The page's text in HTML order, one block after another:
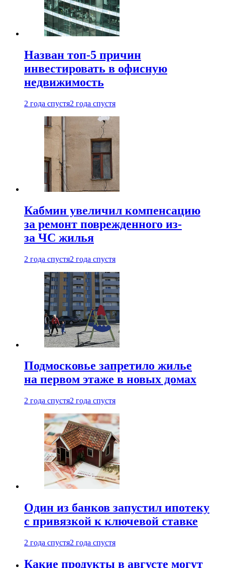
Назван топ-5 причин
инвестировать в офисную
недвижимость
2 года спустя2 года спустя
Кабмин увеличил компенсацию
за ремонт поврежденного из-
за ЧС жилья
2 года спустя2 года спустя
Подмосковье запретило жилье
на первом этаже в новых домах
2 года спустя2 года спустя
Один из банков запустил ипотеку
с привязкой к ключевой ставке
2 года спустя2 года спустя
Какие продукты в августе могут